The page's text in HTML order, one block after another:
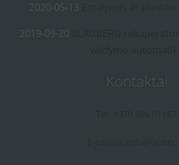
2020-05-13
2019-09-20
Kontaktai